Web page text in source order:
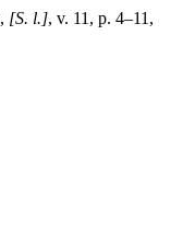
, [S. l.], v. 11, p. 4–11,